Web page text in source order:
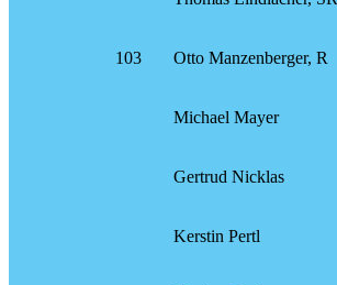
103 Otto Manzenberger, R
Michael Mayer
Gertrud Nicklas
Kerstin Pertl